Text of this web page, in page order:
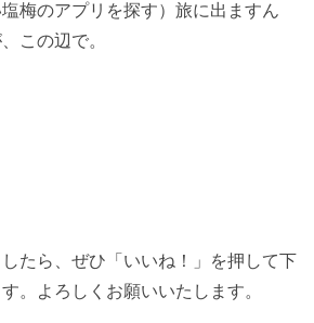
梅のアプリを探す）旅に出ますん
この辺で。
たら、ぜひ「いいね！」を押して下
。よろしくお願いいたします。